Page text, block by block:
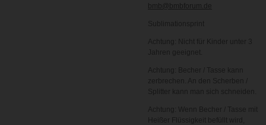
bmb@bmbforum.de
Sublimationsprint
Achtung: Nicht für Kinder unter 3
Jahren geeignet.
Achtung: Becher / Tasse kann
zerbrechen. An den Scherben /
Splitter kann man sich schneiden.
Achtung: Wenn Becher / Tasse mit
Heißer Flüssigkeit befüllt wird,